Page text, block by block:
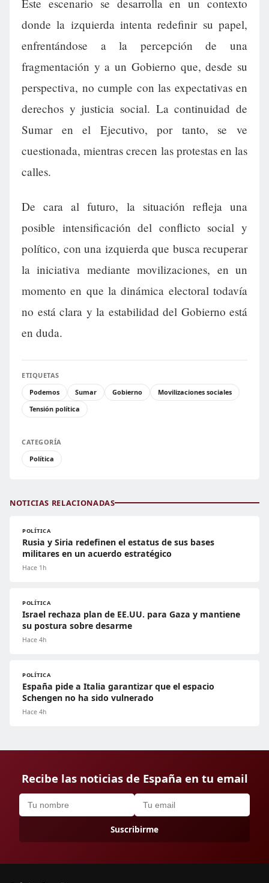
Este escenario se desarrolla en un contexto
donde la izquierda intenta redefinir su papel,
enfrentándose a la percepción de una
fragmentación y a un Gobierno que, desde su
perspectiva, no cumple con las expectativas en
derechos y justicia social. La continuidad de
Sumar en el Ejecutivo, por tanto, se ve
cuestionada, mientras crecen las protestas en las
calles.
De cara al futuro, la situación refleja una
posible intensificación del conflicto social y
político, con una izquierda que busca recuperar
la iniciativa mediante movilizaciones, en un
momento en que la dinámica electoral todavía
no está clara y la estabilidad del Gobierno está
en duda.
ETIQUETAS
Podemos
Sumar Gobierno
Movilizaciones sociales
Tensión política
CATEGORÍA
Política
NOTICIAS RELACIONADAS
POLÍTICA
Rusia y Siria redefinen el estatus de sus bases
militares en un acuerdo estratégico
Hace 1h
POLÍTICA
Israel rechaza plan de EE.UU. para Gaza y mantiene
su postura sobre desarme
Hace 4h
POLÍTICA
España pide a Italia garantizar que el espacio
Schengen no ha sido vulnerado
Hace 4h
Recibe las noticias de España en tu email
Suscribirme